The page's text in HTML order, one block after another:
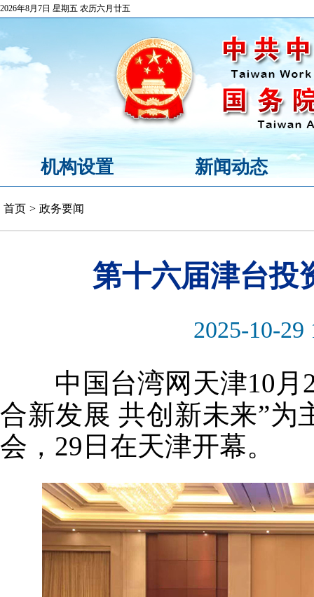
2026年8月7日 星期五 农历六月廿五
机构设置 新闻动态
首页 > 政务要闻
第十六届津台投
2025-10-29
中国台湾网天津10月
合新发展 共创新未来”为
会，29日在天津开幕。